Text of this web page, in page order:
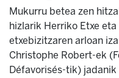
Mukurru betea zen
hizlarik Herriko Etxe
etxebizitzaren arloan
Christophe Robert-ek
Défavorisés-tik)